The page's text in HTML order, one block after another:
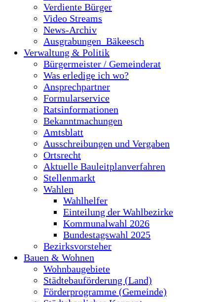
Verdiente Bürger
Video Streams
News-Archiv
Ausgrabungen_Bäkeesch
Verwaltung & Politik
Bürgermeister / Gemeinderat
Was erledige ich wo?
Ansprechpartner
Formularservice
Ratsinformationen
Bekanntmachungen
Amtsblatt
Ausschreibungen und Vergaben
Ortsrecht
Aktuelle Bauleitplanverfahren
Stellenmarkt
Wahlen
Wahlhelfer
Einteilung der Wahlbezirke
Kommunalwahl 2026
Bundestagswahl 2025
Bezirksvorsteher
Bauen & Wohnen
Wohnbaugebiete
Städtebauförderung (Land)
Förderprogramme (Gemeinde)